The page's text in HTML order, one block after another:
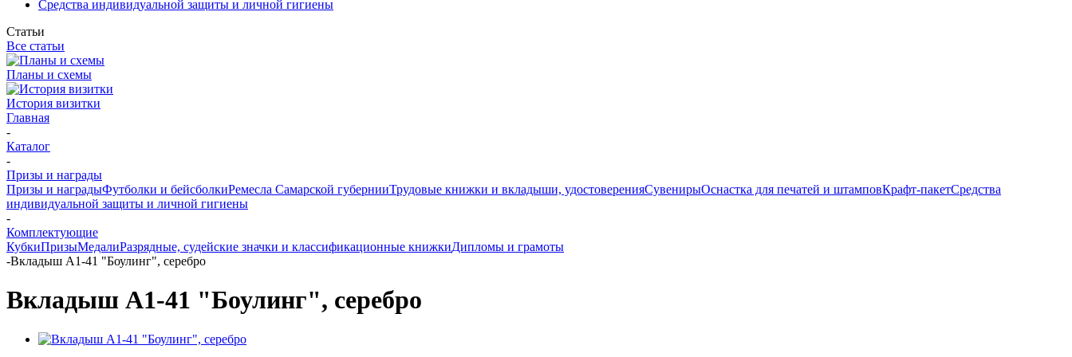
Средства индивидуальной защиты и личной гигиены
Статьи
Все статьи
Планы и схемы
История визитки
Главная
-
Каталог
-
Призы и награды
Призы и наградыФутболки и бейсболкиРемесла Самарской губернииТрудовые книжки и вкладыши, удостоверенияСувенирыОснастка для печатей и штамповКрафт-пакетСредства
индивидуальной защиты и личной гигиены
-
Комплектующие
КубкиПризыМедалиРазрядные, судейские значки и классификационные книжкиДипломы и грамоты
-Вкладыш A1-41 "Боулинг", серебро
Вкладыш A1-41 "Боулинг", серебро